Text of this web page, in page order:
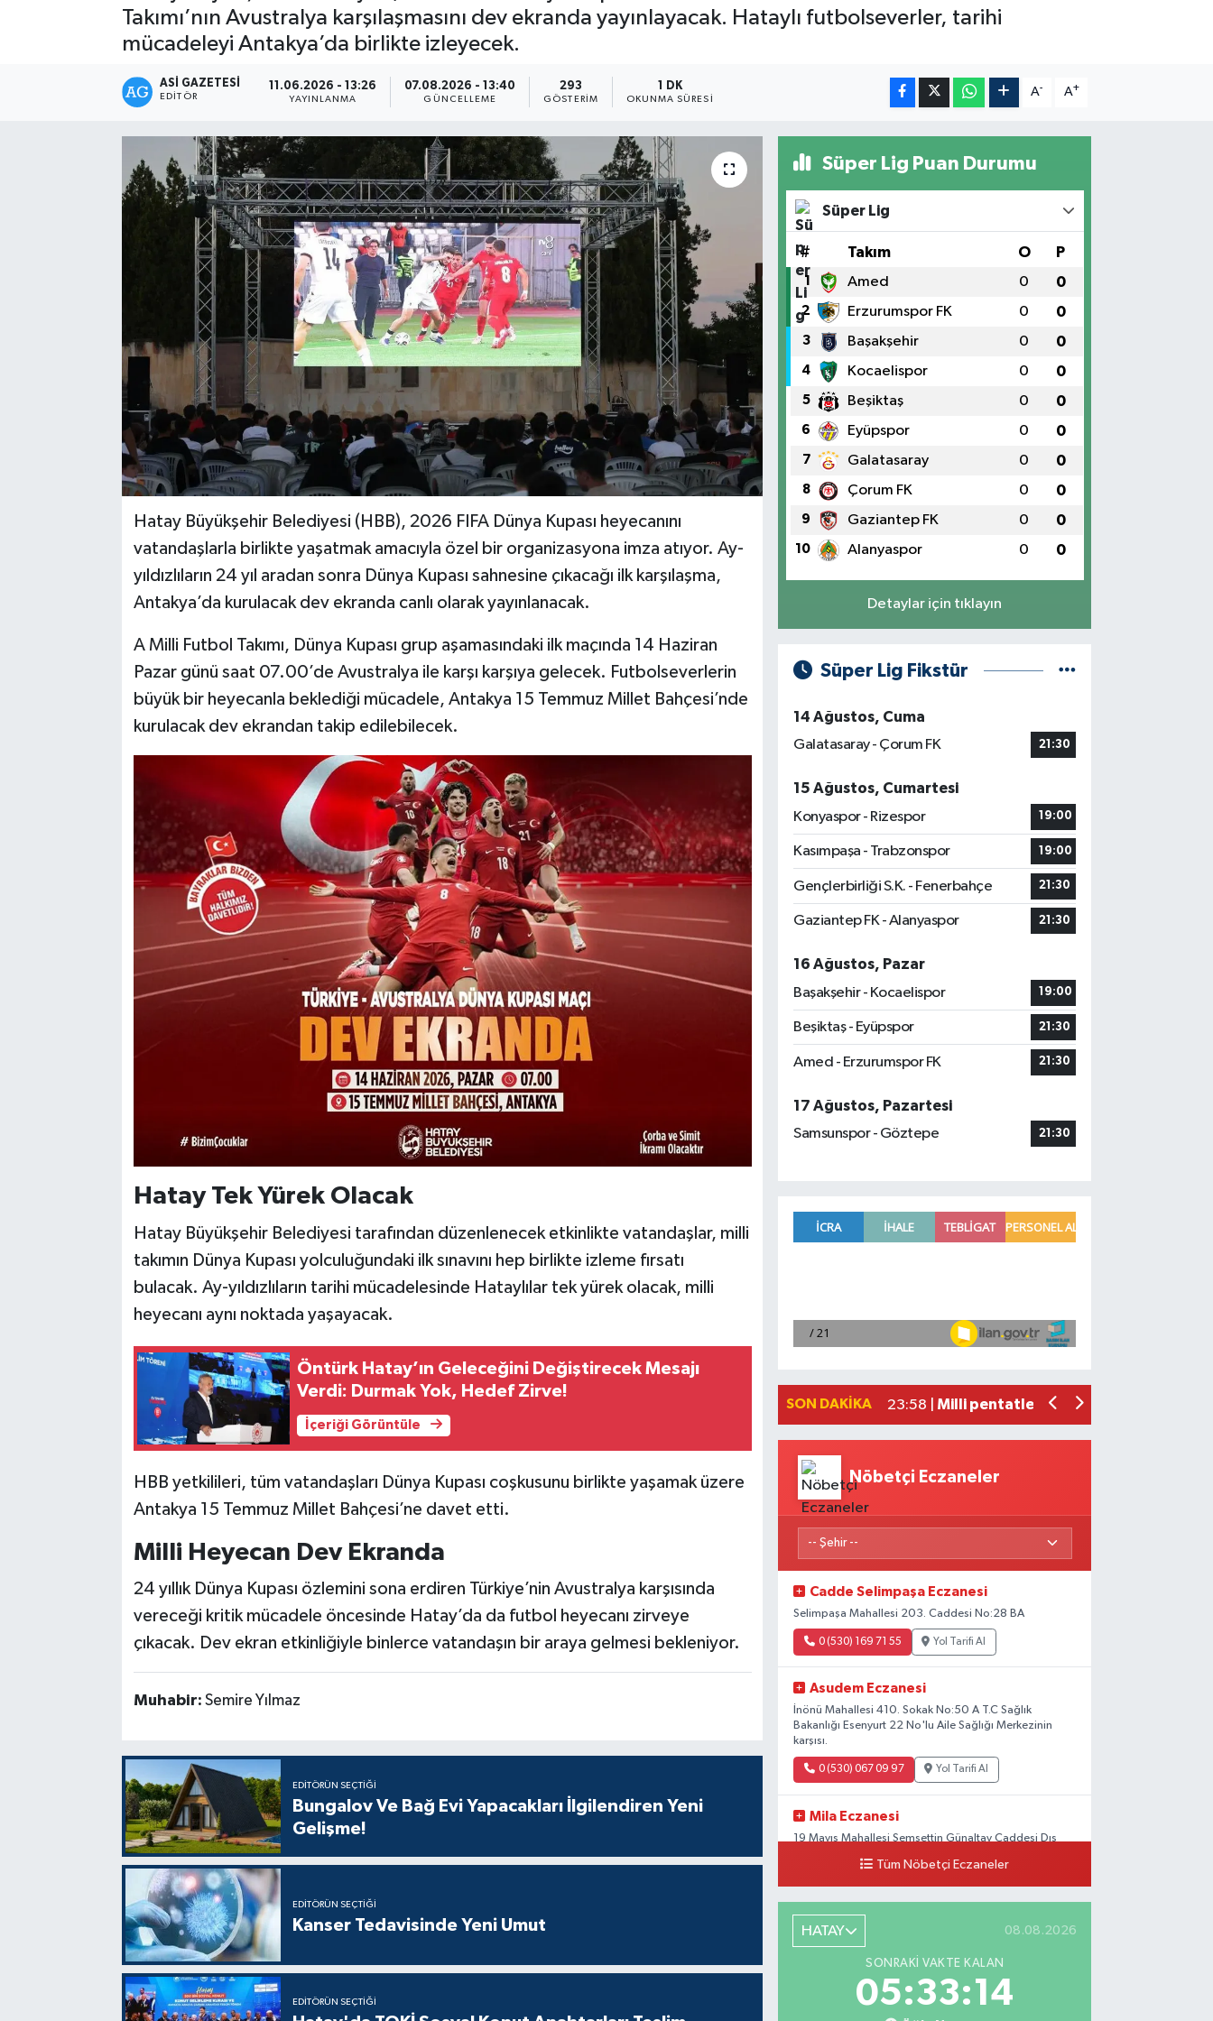
Takımı’nın Avustralya karşılaşmasını dev ekranda yayınlayacak. Hataylı futbolseverler, tarihi
mücadeleyi Antakya’da birlikte izleyecek.
ASI GAZETESI
EDITÖR
11.06.2026 - 13:26
YAYINLANMA
07.08.2026 - 13:40
GÜNCELLEME
293
GÖSTERIM
1 DK
OKUNMA SÜRESI
A- A+
Hatay Büyükşehir Belediyesi (HBB), 2026 FIFA Dünya Kupası heyecanını
vatandaşlarla birlikte yaşatmak amacıyla özel bir organizasyona imza atıyor. Ay-
yıldızlıların 24 yıl aradan sonra Dünya Kupası sahnesine çıkacağı ilk karşılaşma,
Antakya’da kurulacak dev ekranda canlı olarak yayınlanacak.
A Milli Futbol Takımı, Dünya Kupası grup aşamasındaki ilk maçında 14 Haziran
Pazar günü saat 07.00’de Avustralya ile karşı karşıya gelecek. Futbolseverlerin
büyük bir heyecanla beklediği mücadele, Antakya 15 Temmuz Millet Bahçesi’nde
kurulacak dev ekrandan takip edilebilecek.
Hatay Tek Yürek Olacak
Hatay Büyükşehir Belediyesi tarafından düzenlenecek etkinlikte vatandaşlar, milli
takımın Dünya Kupası yolculuğundaki ilk sınavını hep birlikte izleme fırsatı
bulacak. Ay-yıldızlıların tarihi mücadelesinde Hataylılar tek yürek olacak, milli
heyecanı aynı noktada yaşayacak.
Öntürk Hatay’ın Geleceğini Değiştirecek Mesajı
Verdi: Durmak Yok, Hedef Zirve!
İçeriği Görüntüle
HBB yetkilileri, tüm vatandaşları Dünya Kupası coşkusunu birlikte yaşamak üzere
Antakya 15 Temmuz Millet Bahçesi’ne davet etti.
Milli Heyecan Dev Ekranda
24 yıllık Dünya Kupası özlemini sona erdiren Türkiye’nin Avustralya karşısında
vereceği kritik mücadele öncesinde Hatay’da da futbol heyecanı zirveye
çıkacak. Dev ekran etkinliğiyle binlerce vatandaşın bir araya gelmesi bekleniyor.
Muhabir: Semire Yılmaz
EDITÖRÜN SEÇTIĞI
Bungalov Ve Bağ Evi Yapacakları İlgilendiren Yeni
Gelişme!
EDITÖRÜN SEÇTIĞI
Kanser Tedavisinde Yeni Umut
EDITÖRÜN SEÇTIĞI
Süper Lig Puan Durumu
Süper Lig
# Takım O P
1 Amed 0 0
2 Erzurumspor FK 0 0
3 Başakşehir 0 0
4 Kocaelispor 0 0
5 Beşiktaş 0 0
6 Eyüpspor 0 0
7 Galatasaray 0 0
8 Çorum FK 0 0
9 Gaziantep FK 0 0
10 Alanyaspor 0 0
Detaylar için tıklayın
Süper Lig Fikstür
14 Ağustos, Cuma
Galatasaray - Çorum FK
21:30
15 Ağustos, Cumartesi
Konyaspor - Rizespor
19:00
Kasımpaşa - Trabzonspor 19:00
Gençlerbirliği S.K. - Fenerbahçe 21:30
Gaziantep FK - Alanyaspor 21:30
16 Ağustos, Pazar
Başakşehir - Kocaelispor
19:00
Beşiktaş - Eyüpspor 21:30
Amed - Erzurumspor FK 21:30
17 Ağustos, Pazartesi
Samsunspor - Göztepe
21:30
SON DAKIKA
Mersin'de uyuşturucu
23:58 | Milli pentatletler Kıvanç Taşyaran ve
Nöbetçi Eczaneler
Cadde Selimpaşa Eczanesi
Selimpaşa Mahallesi 203. Caddesi No:28 BA
0 (530) 169 71 55 Yol Tarifi Al
Asudem Eczanesi
İnönü Mahallesi 410. Sokak No:50 A T.C Sağlık
Bakanlığı Esenyurt 22 No'lu Aile Sağlığı Merkezinin
karşısı.
0 (530) 067 09 97 Yol Tarifi Al
Mila Eczanesi
19 Mayıs Mahallesi Şemsettin Günaltay Caddesi Dış
Kasımpaşa Eczanesi
Yahya Kahya Mahallesi Kasımpaşa Bostanı Sokak 18A
Mutfak Ekipmanları Satan Dükkanların Olduğu
Caddede Denizbank'ın Karşısı, Albaraka'nın
Tüm Nöbetçi Eczaneler
HATAY 08.08.2026
SONRAKI VAKTE KALAN
05:33:13